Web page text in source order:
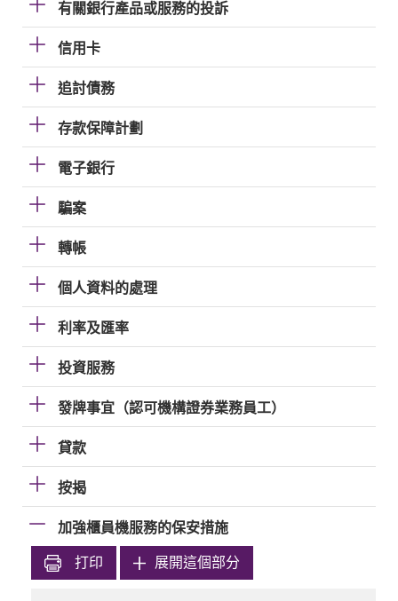
有關銀行產品或服務的投訴
信用卡
追討債務
存款保障計劃
電子銀行
騙案
轉帳
個人資料的處理
利率及匯率
投資服務
發牌事宜（認可機構證券業務員工）
貸款
按揭
加強櫃員機服務的保安措施
打印 展開這個部分